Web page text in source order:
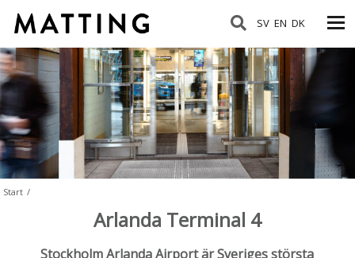
SV EN DK
Start /
Arlanda Terminal 4
Stockholm Arlanda Airport är Sveriges största